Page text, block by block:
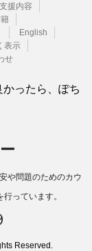
支援内容
English
表示
せ
ったら、ぽち
や問題のためのカウ
っています。
Reserved.